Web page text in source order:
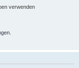
verwenden